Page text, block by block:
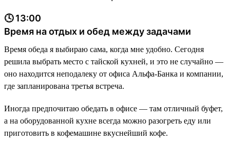
🕓 13:00
Время на отдых и обед между задачами
Время обеда я выбираю сама, когда мне удобно. Сегодня
решила выбрать место с тайской кухней, и это не случайно —
оно находится неподалеку от офиса Альфа-Банка и компании,
где запланирована третья встреча.
Иногда предпочитаю обедать в офисе — там отличный буфет,
а на оборудованной кухне всегда можно разогреть еду или
приготовить в кофемашине вкуснейший кофе.